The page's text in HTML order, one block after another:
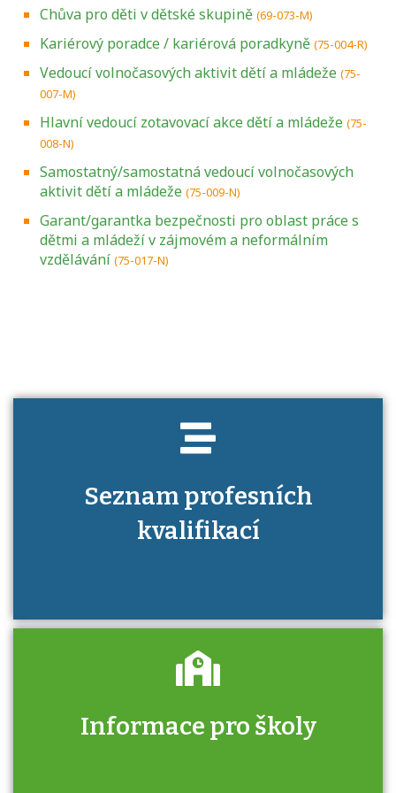
Chůva pro děti v dětské skupině (69-073-M)
Kariérový poradce / kariérová poradkyně (75-004-R)
Vedoucí volnočasových aktivit dětí a mládeže (75-
007-M)
Hlavní vedoucí zotavovací akce dětí a mládeže (75-
008-N)
Samostatný/samostatná vedoucí volnočasových
aktivit dětí a mládeže (75-009-N)
Garant/garantka bezpečnosti pro oblast práce s
dětmi a mládeží v zájmovém a neformálním
vzdělávání (75-017-N)
Seznam profesních
kvalifikací
Projděte si seznam profesních kvalifikací.
Informace pro školy
Zjistěte, jak se přihlásit ke zkoušce a kde